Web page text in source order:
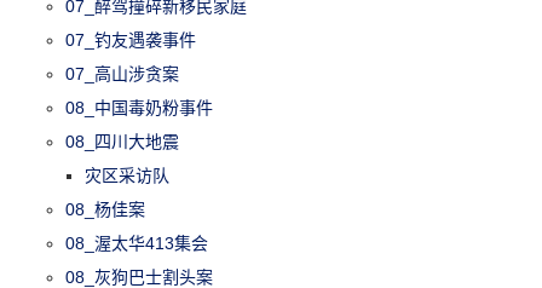
07_醉驾撞碎新移民家庭
07_钓友遇袭事件
07_高山涉贪案
08_中国毒奶粉事件
08_四川大地震
灾区采访队
08_杨佳案
08_渥太华413集会
08_灰狗巴士割头案